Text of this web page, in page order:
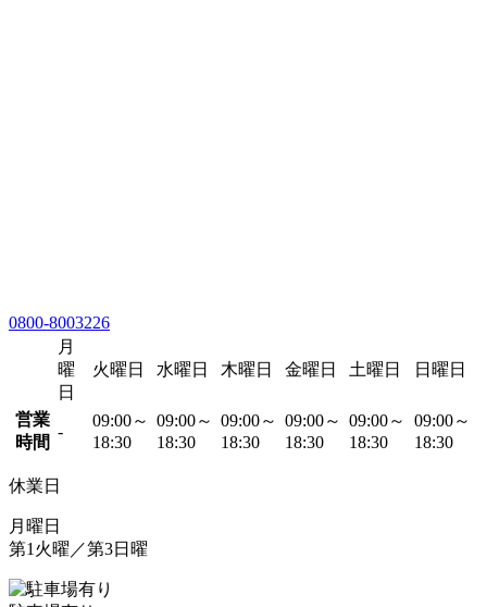
0800-8003226
月
曜
日
火曜日 水曜日 木曜日 金曜日 土曜日 日曜日
営業
時間
-
09:00～
18:30
09:00～
18:30
09:00～
18:30
09:00～
18:30
09:00～
18:30
09:00～
18:30
休業日
月曜日
第1火曜／第3日曜